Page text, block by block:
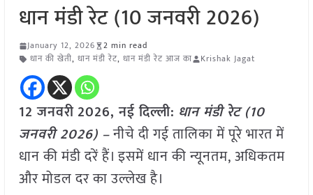
धान मंडी रेट (10 जनवरी 2026)
January 12, 2026
2 min read
धान की खेती, धान मंडी रेट, धान मंडी रेट आज का Krishak Jagat
12 जनवरी2026, नई दिल्ली: धान मंडी रेट (10
जनवरी 2026) –नीचे दी गई तालिका में पूरे भारत में
धान की मंडी दरें हैं। इसमें धान की न्यूनतम, अधिकतम
और मोडल दर का उल्लेख है।